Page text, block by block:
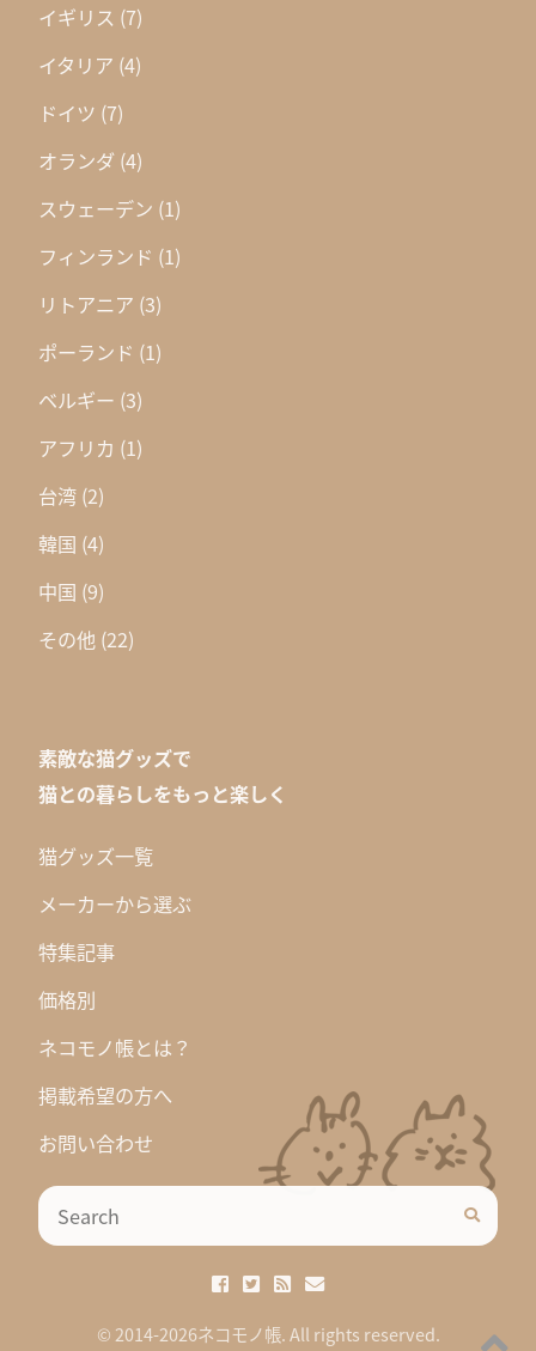
イギリス (7)
イタリア (4)
ドイツ (7)
オランダ (4)
スウェーデン (1)
フィンランド (1)
リトアニア (3)
ポーランド (1)
ベルギー (3)
アフリカ (1)
台湾 (2)
韓国 (4)
中国 (9)
その他 (22)
素敵な猫グッズで
猫との暮らしをもっと楽しく
猫グッズ一覧
メーカーから選ぶ
特集記事
価格別
ネコモノ帳とは？
掲載希望の方へ
お問い合わせ
© 2014-2026ネコモノ帳. All rights reserved.